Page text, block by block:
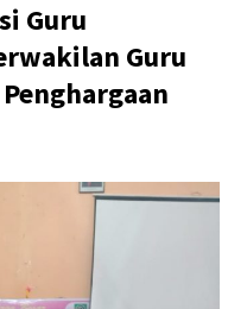
Guru
Guru